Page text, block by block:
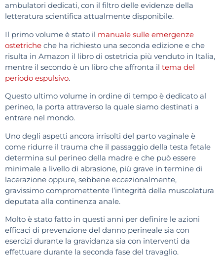
ambulatori dedicati, con il filtro delle evidenze della
letteratura scientifica attualmente disponibile.
Il primo volume è stato il manuale sulle emergenze
ostetriche che ha richiesto una seconda edizione e che
risulta in Amazon il libro di ostetricia più venduto in Italia,
mentre il secondo è un libro che affronta il tema del
periodo espulsivo.
Questo ultimo volume in ordine di tempo è dedicato al
perineo, la porta attraverso la quale siamo destinati a
entrare nel mondo.
Uno degli aspetti ancora irrisolti del parto vaginale è
come ridurre il trauma che il passaggio della testa fetale
determina sul perineo della madre e che può essere
minimale a livello di abrasione, più grave in termine di
lacerazione oppure, sebbene eccezionalmente,
gravissimo compromettente l’integrità della muscolatura
deputata alla continenza anale.
Molto è stato fatto in questi anni per definire le azioni
efficaci di prevenzione del danno perineale sia con
esercizi durante la gravidanza sia con interventi da
effettuare durante la seconda fase del travaglio.